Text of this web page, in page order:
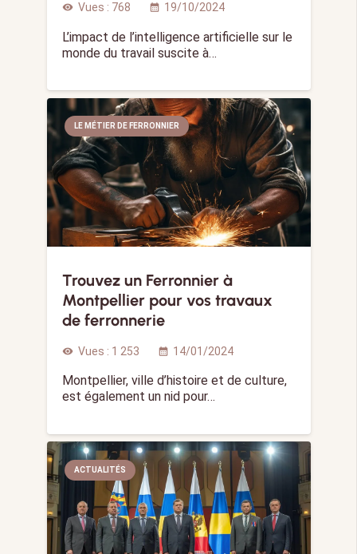
visibility Vues : 768 calendar_month 19/10/2024
L’impact de l’intelligence artificielle sur le
monde du travail suscite à…
LE MÉTIER DE FERRONNIER
Trouvez un Ferronnier à
Montpellier pour vos travaux
de ferronnerie
visibility Vues : 1 253 calendar_month 14/01/2024
Montpellier, ville d’histoire et de culture,
est également un nid pour…
ACTUALITÉS